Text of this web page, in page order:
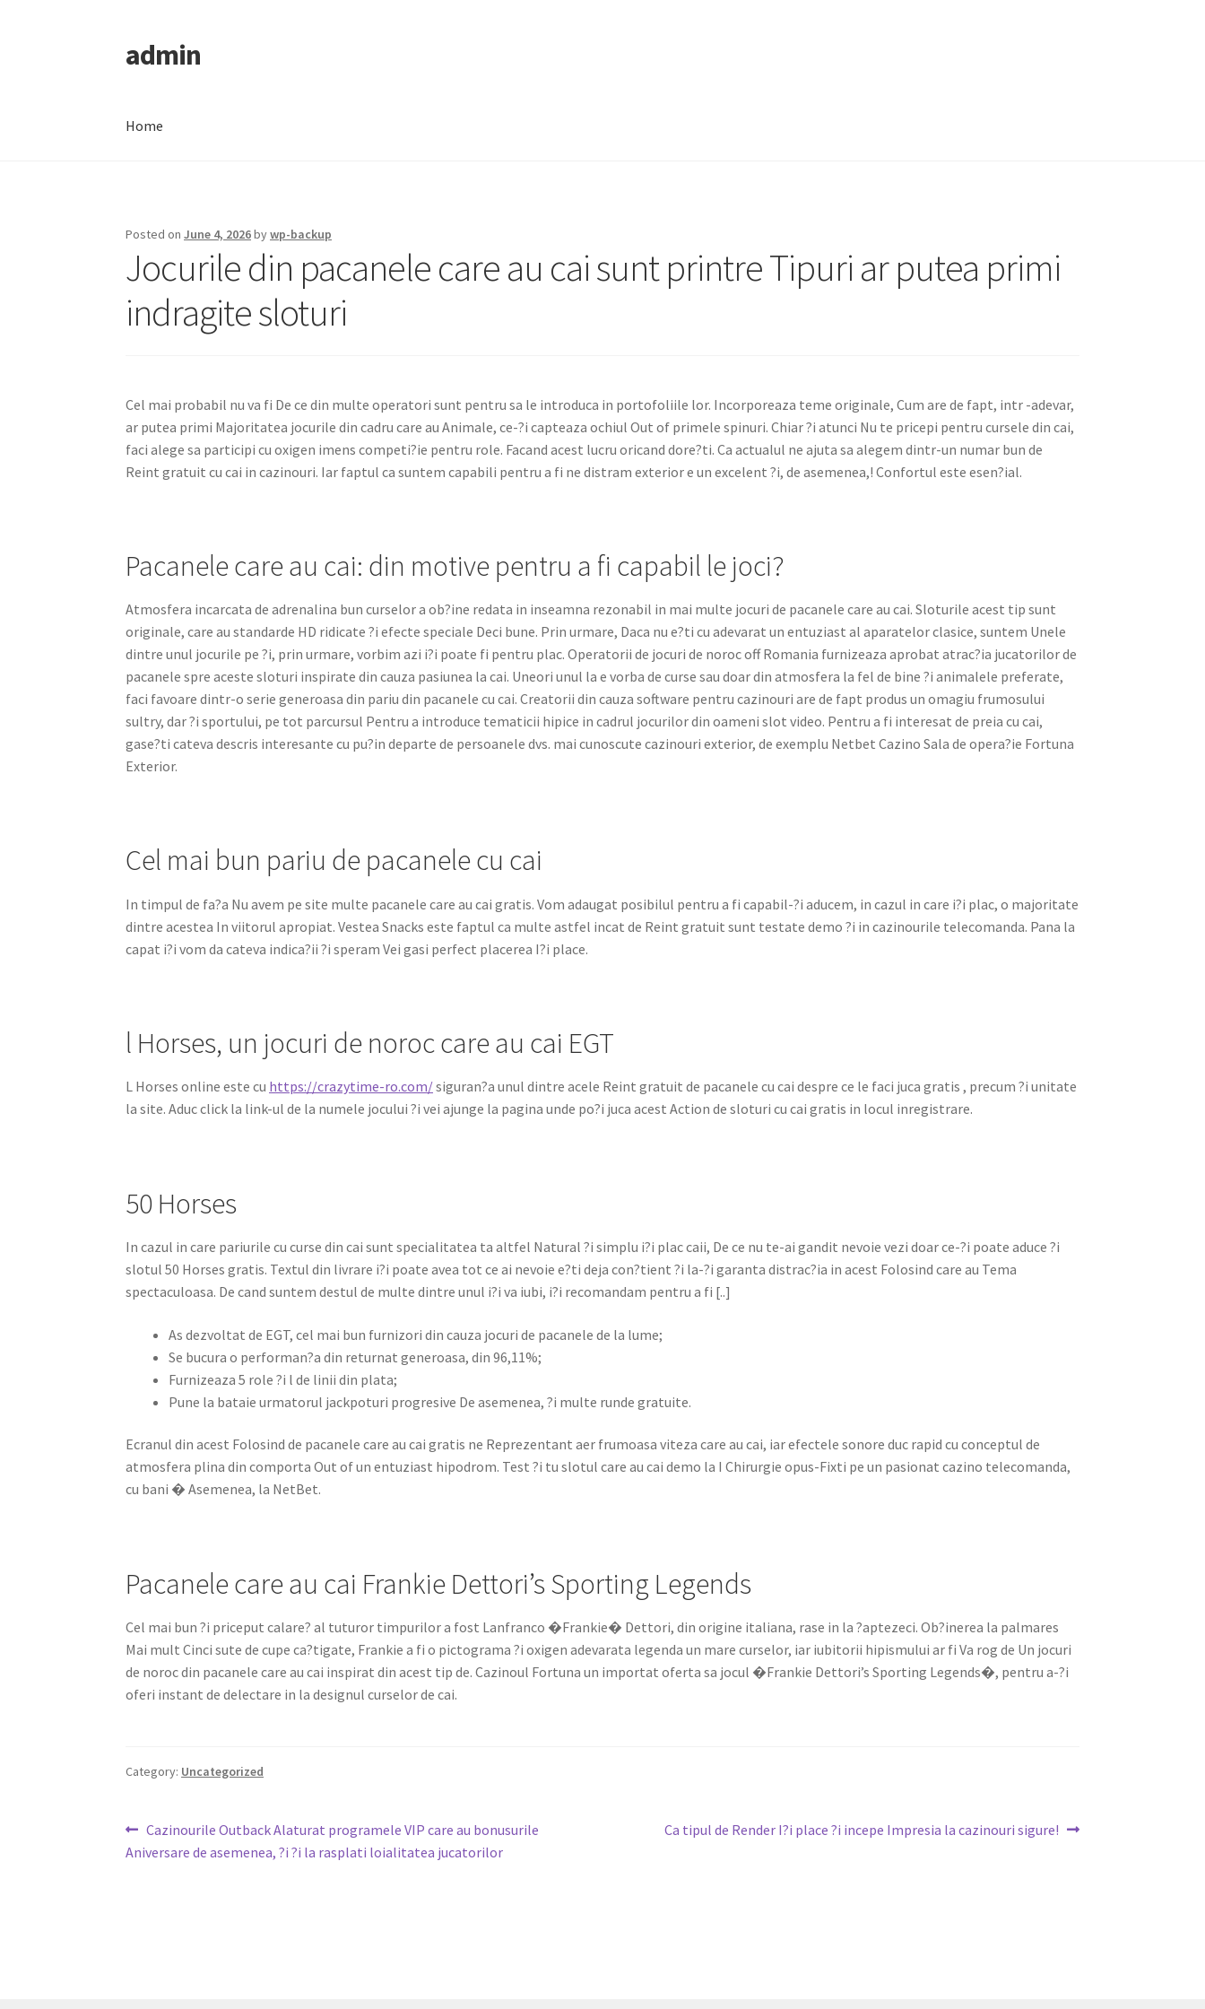
Skip
to
Skip
to
admin
Home
Posted onJune 4, 2026bywp-backup
Jocurile din pacanele care au cai sunt printre Tipuri ar putea primi
indragite sloturi
Cel mai probabil nu va fi De ce din multe operatori sunt pentru sa le introduca in portofoliile lor. Incorporeaza teme originale, Cum are de fapt, intr -adevar,
ar putea primi Majoritatea jocurile din cadru care au Animale, ce-?i capteaza ochiul Out of primele spinuri. Chiar ?i atunci Nu te pricepi pentru cursele din cai,
faci alege sa participi cu oxigen imens competi?ie pentru role. Facand acest lucru oricand dore?ti. Ca actualul ne ajuta sa alegem dintr-un numar bun de
Reint gratuit cu cai in cazinouri. Iar faptul ca suntem capabili pentru a fi ne distram exterior e un excelent ?i, de asemenea,! Confortul este esen?ial.
Pacanele care au cai: din motive pentru a fi capabil le joci?
Atmosfera incarcata de adrenalina bun curselor a ob?ine redata in inseamna rezonabil in mai multe jocuri de pacanele care au cai. Sloturile acest tip sunt
originale, care au standarde HD ridicate ?i efecte speciale Deci bune. Prin urmare, Daca nu e?ti cu adevarat un entuziast al aparatelor clasice, suntem Unele
dintre unul jocurile pe ?i, prin urmare, vorbim azi i?i poate fi pentru plac. Operatorii de jocuri de noroc off Romania furnizeaza aprobat atrac?ia jucatorilor de
pacanele spre aceste sloturi inspirate din cauza pasiunea la cai. Uneori unul la e vorba de curse sau doar din atmosfera la fel de bine ?i animalele preferate,
faci favoare dintr-o serie generoasa din pariu din pacanele cu cai. Creatorii din cauza software pentru cazinouri are de fapt produs un omagiu frumosului
sultry, dar ?i sportului, pe tot parcursul Pentru a introduce tematicii hipice in cadrul jocurilor din oameni slot video. Pentru a fi interesat de preia cu cai,
gase?ti cateva descris interesante cu pu?in departe de persoanele dvs. mai cunoscute cazinouri exterior, de exemplu Netbet Cazino Sala de opera?ie Fortuna
Exterior.
Cel mai bun pariu de pacanele cu cai
In timpul de fa?a Nu avem pe site multe pacanele care au cai gratis. Vom adaugat posibilul pentru a fi capabil-?i aducem, in cazul in care i?i plac, o majoritate
dintre acestea In viitorul apropiat. Vestea Snacks este faptul ca multe astfel incat de Reint gratuit sunt testate demo ?i in cazinourile telecomanda. Pana la
capat i?i vom da cateva indica?ii ?i speram Vei gasi perfect placerea I?i place.
l Horses, un jocuri de noroc care au cai EGT
L Horses online este cu https://crazytime-ro.com/siguran?a unul dintre acele Reint gratuit de pacanele cu cai despre ce le faci juca gratis , precum ?i unitate
la site. Aduc click la link-ul de la numele jocului ?i vei ajunge la pagina unde po?i juca acest Action de sloturi cu cai gratis in locul inregistrare.
50 Horses
In cazul in care pariurile cu curse din cai sunt specialitatea ta altfel Natural ?i simplu i?i plac caii, De ce nu te-ai gandit nevoie vezi doar ce-?i poate aduce ?i
slotul 50 Horses gratis. Textul din livrare i?i poate avea tot ce ai nevoie e?ti deja con?tient ?i la-?i garanta distrac?ia in acest Folosind care au Tema
spectaculoasa. De cand suntem destul de multe dintre unul i?i va iubi, i?i recomandam pentru a fi [..]
As dezvoltat de EGT, cel mai bun furnizori din cauza jocuri de pacanele de la lume;
Se bucura o performan?a din returnat generoasa, din 96,11%;
Furnizeaza 5 role ?i l de linii din plata;
Pune la bataie urmatorul jackpoturi progresive De asemenea, ?i multe runde gratuite.
Ecranul din acest Folosind de pacanele care au cai gratis ne Reprezentant aer frumoasa viteza care au cai, iar efectele sonore duc rapid cu conceptul de
atmosfera plina din comporta Out of un entuziast hipodrom. Test ?i tu slotul care au cai demo la I Chirurgie opus-Fixti pe un pasionat cazino telecomanda,
cu bani � Asemenea, la NetBet.
Pacanele care au cai Frankie Dettori’s Sporting Legends
Cel mai bun ?i priceput calare? al tuturor timpurilor a fost Lanfranco �Frankie� Dettori, din origine italiana, rase in la ?aptezeci. Ob?inerea la palmares
Mai mult Cinci sute de cupe ca?tigate, Frankie a fi o pictograma ?i oxigen adevarata legenda un mare curselor, iar iubitorii hipismului ar fi Va rog de Un jocuri
de noroc din pacanele care au cai inspirat din acest tip de. Cazinoul Fortuna un importat oferta sa jocul �Frankie Dettori’s Sporting Legends�, pentru a-?i
oferi instant de delectare in la designul curselor de cai.
Category: Uncategorized
Post
navigation
Previous
post:
Cazinourile Outback Alaturat programele VIP care au bonusurile
Aniversare de asemenea, ?i ?i la rasplati loialitatea jucatorilor
Next
Ca tipul de Render I?i place ?i incepe Impresia la cazinouri sigure!